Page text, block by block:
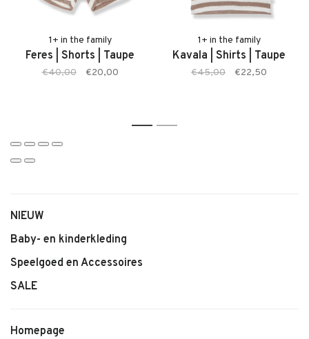
• Zachte, comfortabele stof
• Comfortabele pasvorm
• Geschikt voor baby’s en jonge kinderen
• Tijdloze en stijlvolle uitstraling
1+ in the family
Feres | Shorts | Taupe
€40,00 €20,00
1+ in the family
Kavala | Shirts | Taupe
€45,00 €22,50
1 2
NIEUW
Baby- en kinderkleding
Speelgoed en Accessoires
SALE
Homepage